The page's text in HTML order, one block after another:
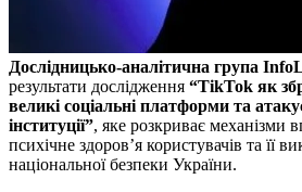
Дослідницько-аналітична група
результати дослідження “TikTok як
великі соціальні платформи та
інституції”, яке розкриває механізми
психічне здоров’я користувачів та її
національної безпеки України.